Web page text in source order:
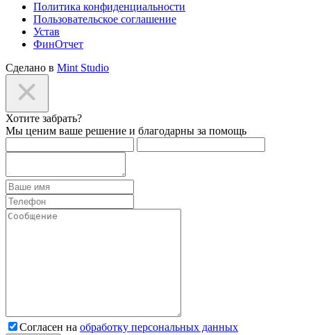
Политика конфиденциальности
Пользовательское соглашение
Устав
ФинОтчет
Сделано в Mint Studio
Хотите забрать?
Мы ценим ваше решение и благодарны за помощь
Согласен на обработку персональных данных